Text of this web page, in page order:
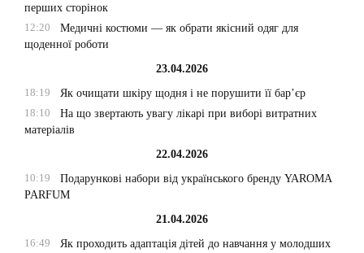
перших сторінок
12:20
Медичні костюми — як обрати якісний одяг для
щоденної роботи
23.04.2026
18:19
Як очищати шкіру щодня і не порушити її бар’єр
18:10
На що звертають увагу лікарі при виборі витратних
матеріалів
22.04.2026
10:19
Подарункові набори від українського бренду YAROMA
PARFUM
21.04.2026
16:49
Як проходить адаптація дітей до навчання у молодших